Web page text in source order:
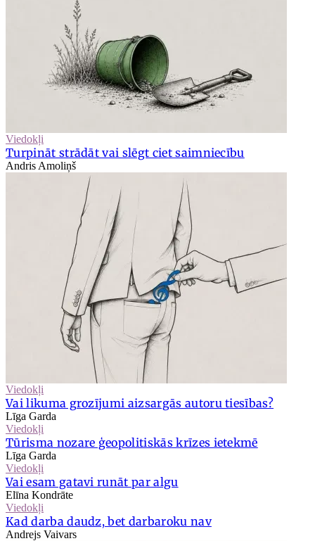
Viedokļi
Turpināt strādāt vai slēgt ciet saimniecību
Andris Amoliņš
Viedokļi
Vai likuma grozījumi aizsargās autoru tiesības?
Līga Garda
Viedokļi
Tūrisma nozare ģeopolitiskās krīzes ietekmē
Līga Garda
Viedokļi
Vai esam gatavi runāt par algu
Elīna Kondrāte
Viedokļi
Kad darba daudz, bet darbaroku nav
Andrejs Vaivars